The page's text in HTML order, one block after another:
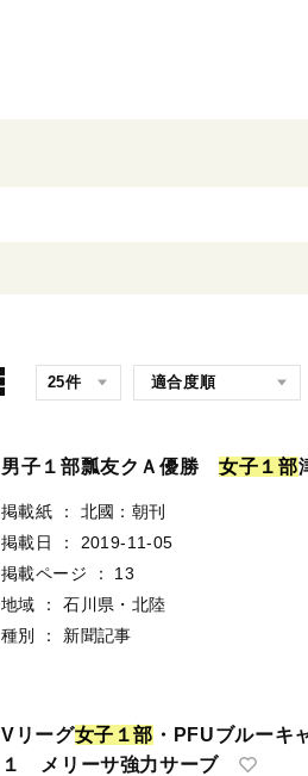
男子１部瓢友クＡ優勝女子 １ 部
掲載紙 ：
北國：朝刊
掲載日
：
2019-11-05
掲載ページ
：
13
地域
：
石川県・北陸
種別
： 新聞記事
Vリーグ女子 １部 ・PFUブルー
１ メリーサ強力サーブ